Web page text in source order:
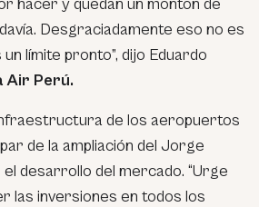
hacer y quedan un montón de
Desgraciadamente eso no es
límite pronto”, dijo Eduardo
Air Perú.
de los aeropuertos
de la ampliación del Jorge
el desarrollo del mercado. “Urge
las inversiones en todos los